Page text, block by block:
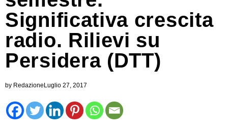
Significativa crescita
radio. Rilievi su
Persidera (DTT)
by RedazioneLuglio 27, 2017